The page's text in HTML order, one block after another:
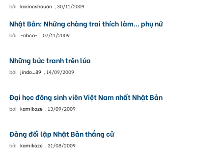
bởi karinoshouan , 30/11/2009
Nhật Bản: Những chàng trai thích làm... phụ nữ
bởi -nbca- , 07/11/2009
Những bức tranh trên lúa
bởi jindo_89 , 14/09/2009
Đại học đông sinh viên Việt Nam nhất Nhật Bản
bởi kamikaze , 13/09/2009
Đảng đối lập Nhật Bản thắng cử
bởi kamikaze , 31/08/2009